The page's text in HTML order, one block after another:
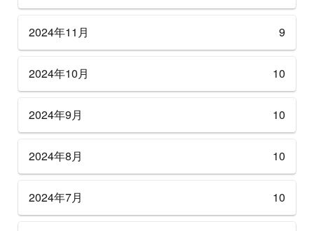
2024年11月 9
2024年10月 10
2024年9月 10
2024年8月 10
2024年7月 10